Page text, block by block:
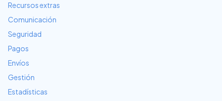
Recursos extras
Comunicación
Seguridad
Pagos
Envíos
Gestión
Estadísticas